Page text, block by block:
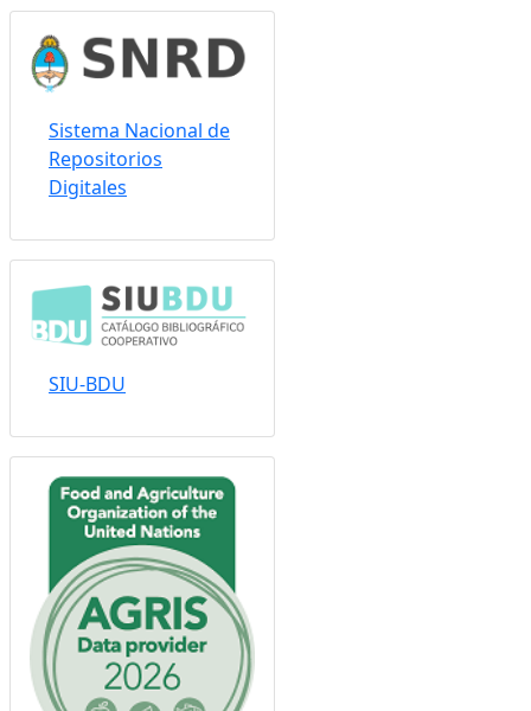
Institucional de la
Universidad de
Sistema Nacional de
Repositorios
SIU-BDU